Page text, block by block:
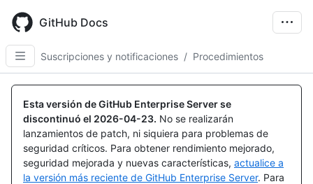
main
content
GitHub Docs
Suscripciones y notificaciones / Procedimientos
Esta versión de GitHub Enterprise Server se
discontinuó el 2026-04-23. No se realizarán
lanzamientos de patch, ni siquiera para problemas de
seguridad críticos. Para obtener rendimiento mejorado,
seguridad mejorada y nuevas características, actualice a
la versión más reciente de GitHub Enterprise Server. Para